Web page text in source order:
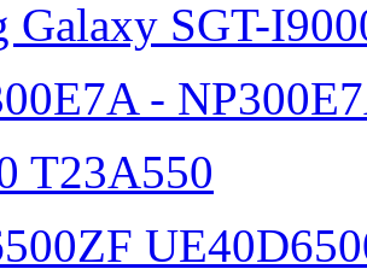
Galaxy SGT-
-
T23A550